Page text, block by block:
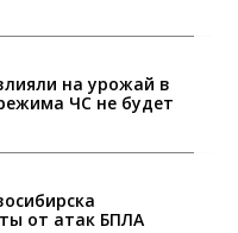
на урожай в
ЧС не будет
от атак БПЛА